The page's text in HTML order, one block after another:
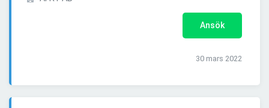
Ansök
30 mars 2022